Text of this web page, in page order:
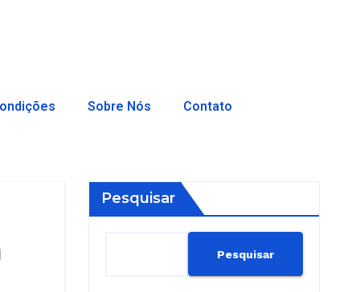
Sobre Nós Contato
Pesquisar
Pesquisar